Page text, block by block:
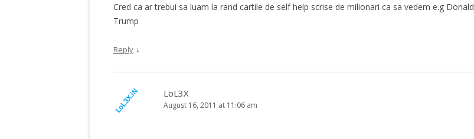
Cred ca ar trebui sa luam la rand cartile de self help scrise de milionari ca sa vedem e.g Donald
Trump
Reply ↓
LoL3X
August 16, 2011 at 11:06 am